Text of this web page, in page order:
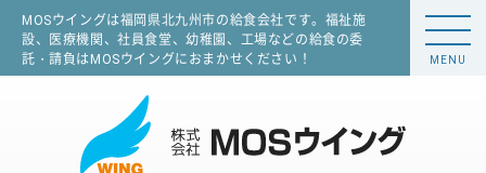
MOSウイングは福岡県北九州市の給食会社です。福祉施
設、医療機関、社員食堂、幼稚園、工場などの給食の委
託・請負はMOSウイングにおまかせください！
MENU